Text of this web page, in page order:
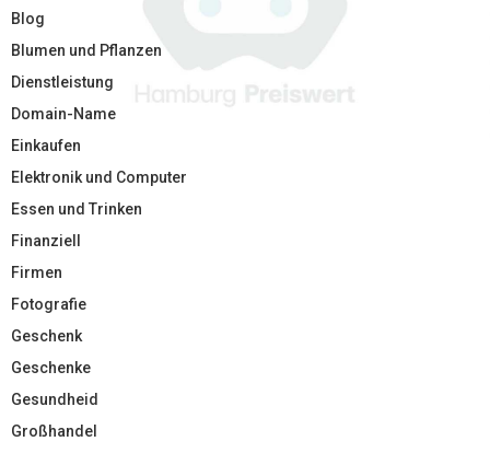
Blog
Blumen und Pflanzen
Dienstleistung
Domain-Name
Einkaufen
Elektronik und Computer
Essen und Trinken
Finanziell
Firmen
Fotografie
Geschenk
Geschenke
Gesundheid
Großhandel